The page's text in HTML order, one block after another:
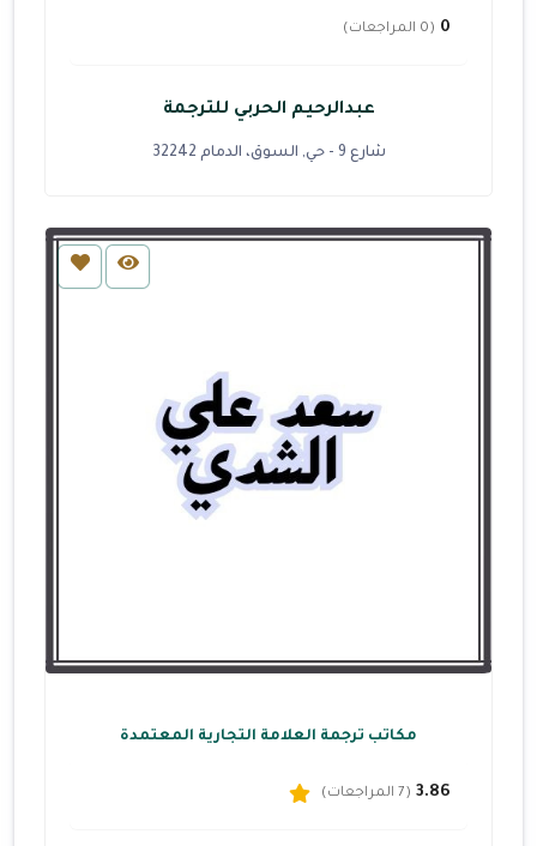
0 (0 المراجعات)
عبدالرحيم الحربي للترجمة
شارع 9 - حي, السوق، الدمام 32242
مكاتب ترجمة العلامة التجارية المعتمدة
3.86 (7 المراجعات)